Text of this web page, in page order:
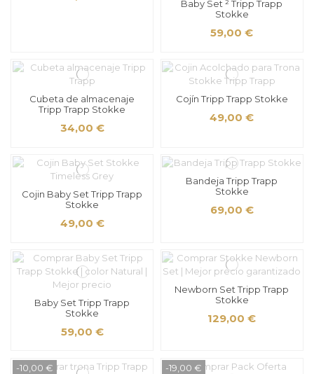
Baby Set ² Tripp Trapp
Stokke
59,00 €
Cubeta de almacenaje
Tripp Trapp Stokke
34,00 €
Cojín Tripp Trapp Stokke
49,00 €
Cojin Baby Set Tripp Trapp
Stokke
49,00 €
Bandeja Tripp Trapp
Stokke
69,00 €
Baby Set Tripp Trapp
Stokke
59,00 €
Newborn Set Tripp Trapp
Stokke
129,00 €
-10,00 € -19,00 €